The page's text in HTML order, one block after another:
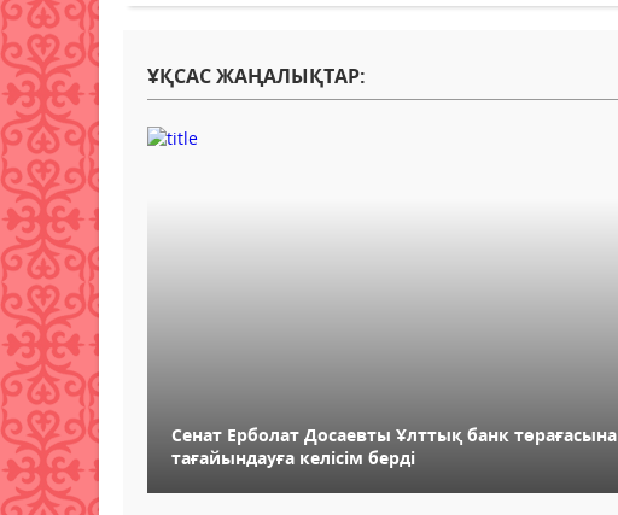
ҰҚСАС ЖАҢАЛЫҚТАР:
Сенат Ерболат Досаевты Ұлттық банк төрағасына
тағайындауға келісім берді